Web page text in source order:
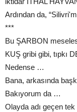
Ardından da,
***
Bu ŞARBON
KUŞ gribi gibi, tıpkı
Nedense …
Bana, arkasında
Bakıyorum da …
Olayda adı geçen